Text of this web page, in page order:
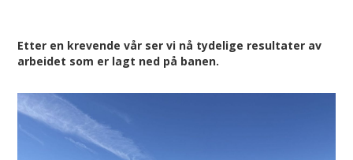
Etter en krevende vår ser vi nå tydelige resultater av
arbeidet som er lagt ned på banen.